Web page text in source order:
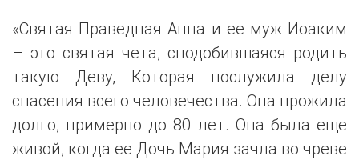
«Святая Праведная Анна и ее муж Иоаким
– это святая чета, сподобившаяся родить
такую Деву, Которая послужила делу
спасения всего человечества. Она прожила
долго, примерно до 80 лет. Она была еще
живой, когда ее Дочь Мария зачла во чреве